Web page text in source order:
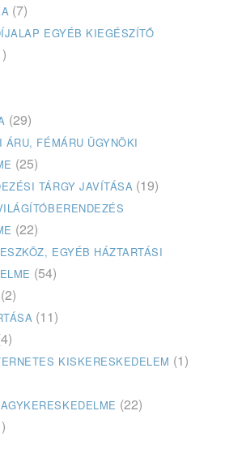
(7)
EGYÉB KIEGÉSZÍTŐ
(29)
ÁRU, FÉMÁRU ÜGYNÖKI
(25)
TÁRGY JAVÍTÁSA (19)
(22)
EGYÉB HÁZTARTÁSI
(54)
(2)
(11)
KISKERESKEDELEM (1)
(22)